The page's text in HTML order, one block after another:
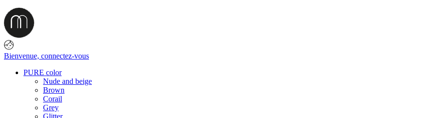
Bienvenue, connectez-vous
PURE color
Nude and beige
Brown
Corail
Grey
Glitter